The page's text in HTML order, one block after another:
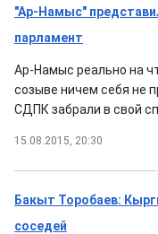
"Ар-Намыс"
парламент
Ар-Намыс реально на
созыве ничем себя не
СДПК забрали в свой
15.08.2015, 20:30
Бакыт Торобаев:
соседей